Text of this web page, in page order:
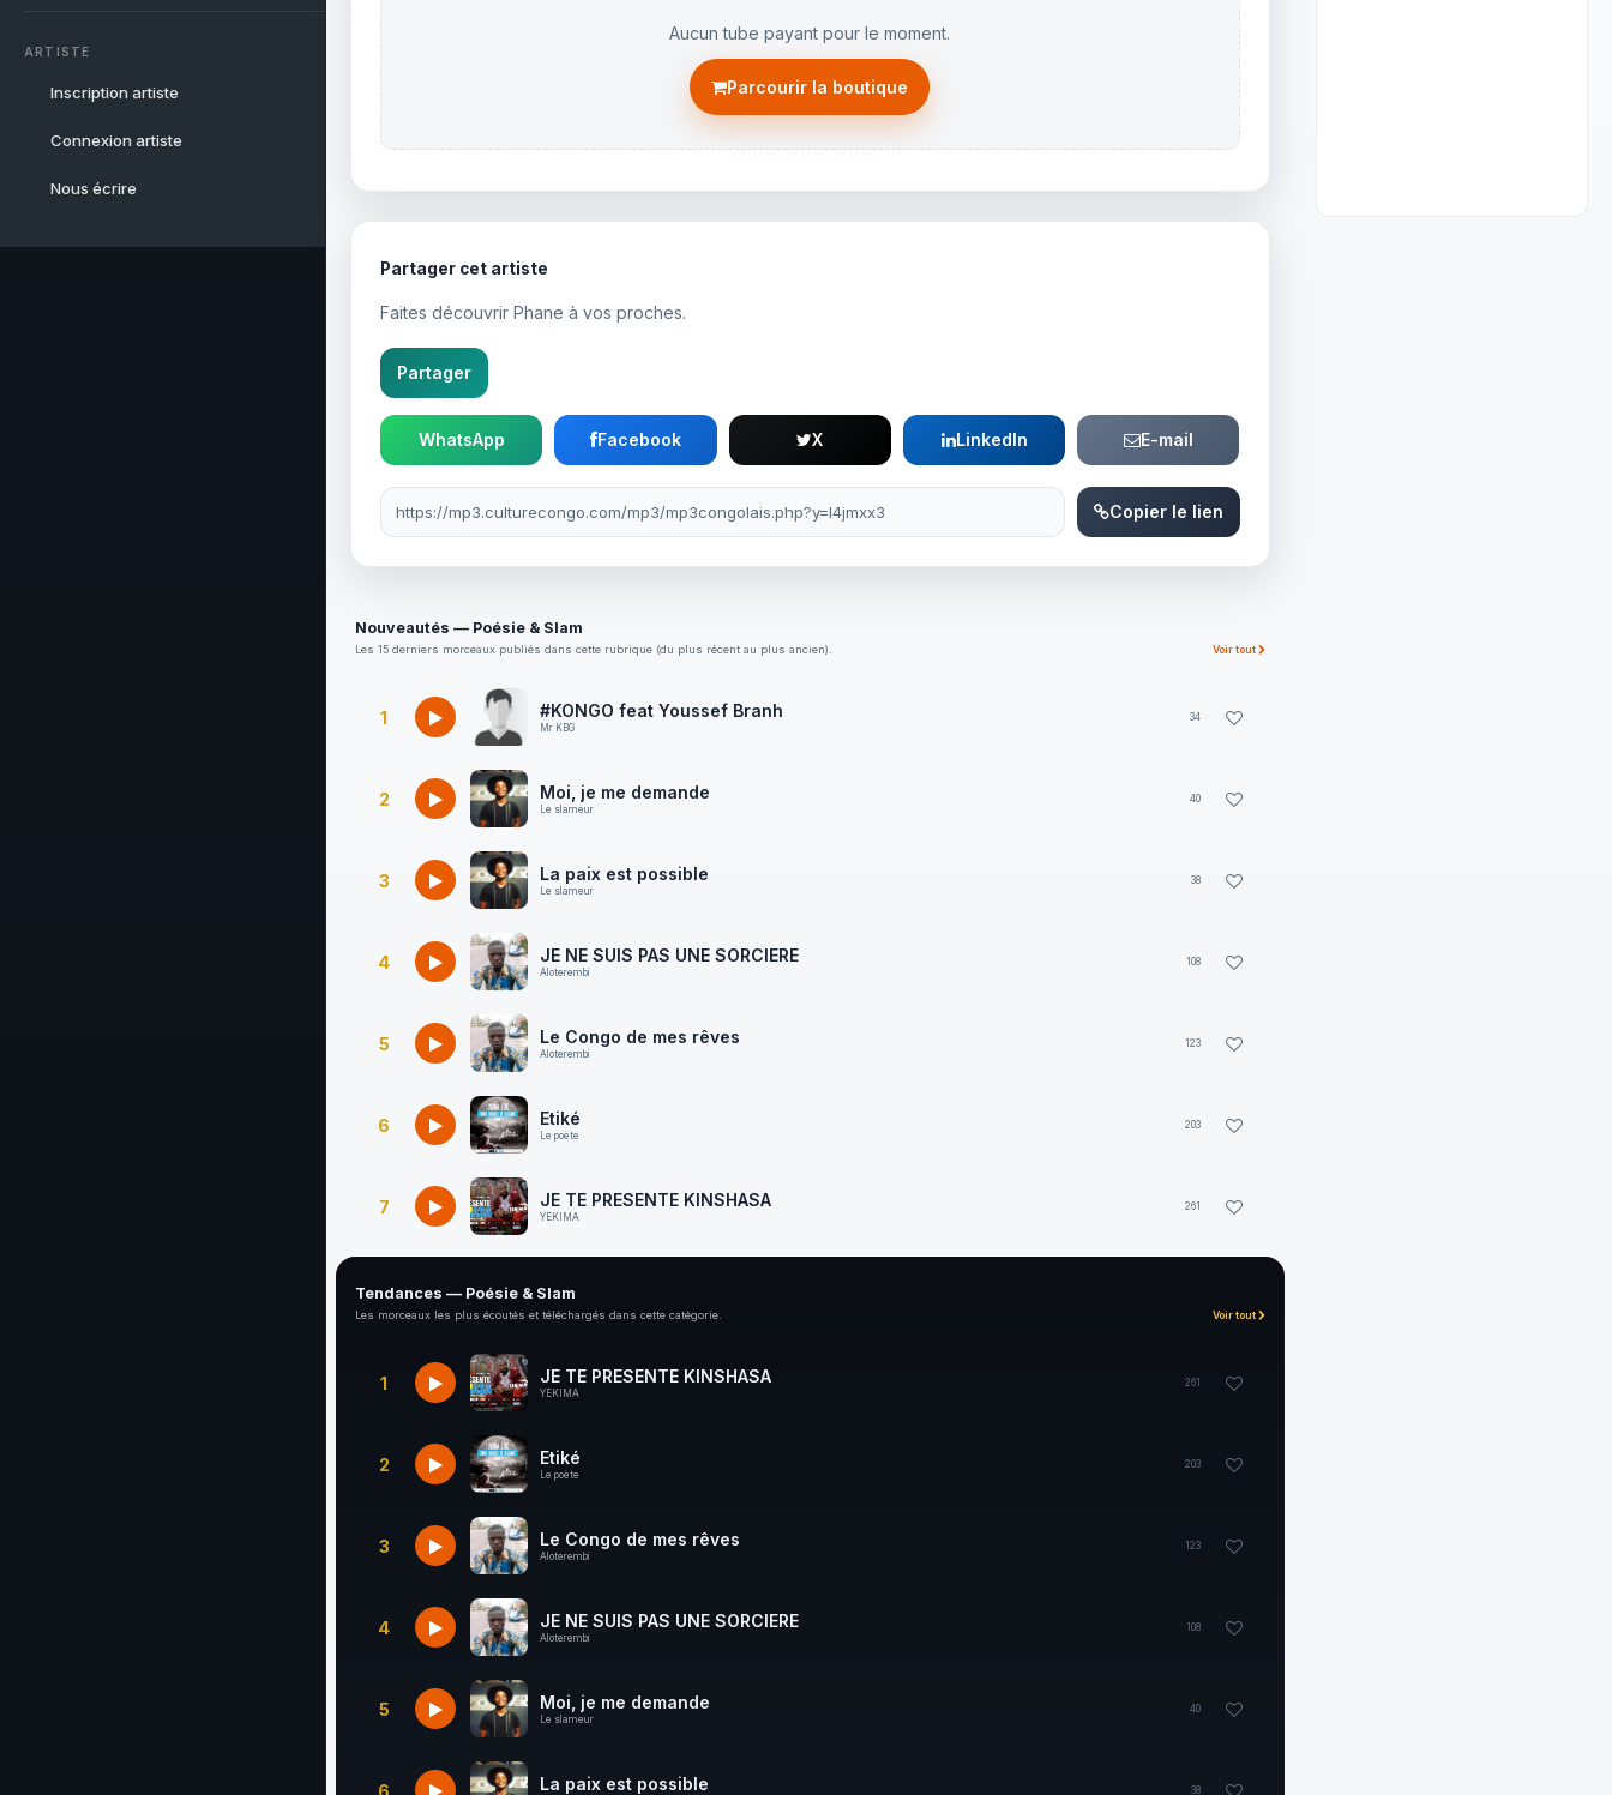
ARTISTE
Inscription artiste
Connexion artiste
Nous écrire
Aucun tube payant pour le moment.
Parcourir la boutique
Partager cet artiste
Faites découvrir Phane à vos proches.
Partager
WhatsApp Facebook X LinkedIn E-mail
Lien à partager
Copier le lien
Nouveautés — Poésie & Slam
Les 15 derniers morceaux publiés dans cette rubrique (du plus récent au plus ancien). Voir tout
1 #KONGO feat Youssef Branh
Mr KBG
34
2 Moi, je me demande
Le slameur
40
3 La paix est possible
Le slameur
38
4 JE NE SUIS PAS UNE SORCIERE
Aloterembi
108
5 Le Congo de mes rêves
Aloterembi
123
6 Etiké
Le poète
203
7 JE TE PRESENTE KINSHASA
YEKIMA
261
Tendances — Poésie & Slam
Les morceaux les plus écoutés et téléchargés dans cette catégorie. Voir tout
1 JE TE PRESENTE KINSHASA
YEKIMA
261
2 Etiké
Le poète
203
3 Le Congo de mes rêves
Aloterembi
123
4 JE NE SUIS PAS UNE SORCIERE
Aloterembi
108
5 Moi, je me demande
Le slameur
40
6 La paix est possible 38